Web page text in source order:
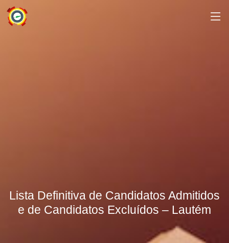
Lista Definitiva de Candidatos Admitidos
e de Candidatos Excluídos – Lautém